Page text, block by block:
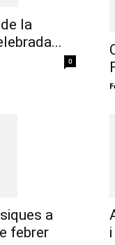
la
0
a
febrer